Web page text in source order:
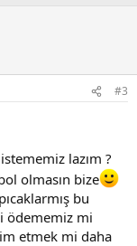
#3
lazım ?
olmasın bize
bu
ödememiz mi
etmek mi daha